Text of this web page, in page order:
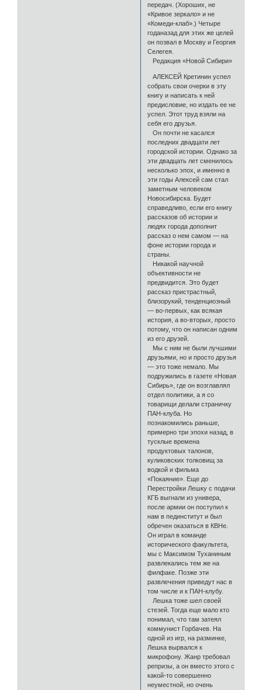
передач. (Хороших, не
«Кривое зеркало» и не
«Комеди-клаб».) Четыре
годаназад для этих же целей
он позвал в Москву и Георгия
Селегея.
Редакция «Новой Сибири»
АЛЕКСЕЙ Кретинин успел
собрать свои очерки в эту
книгу и написать к ней
предисловие, но издать ее не
успел. Этот труд взяли на
себя его друзья.
Он почти не касался
последних двадцати лет
городской истории. Однако за
эти двадцать лет сменилось
несколько эпох, и именно в
эти годы Алексей сам стал
заметным человеком
Новосибирска. Будет
справедливо, если его книгу
рассказов об истории и
людях города дополнит
рассказ о нем самом — на
фоне истории города и
страны.
Никакой научной
объективности не
предвидится. Это будет
рассказ пристрастный,
близорукий, тенденциозный
— во-первых, как всякая
история, а во-вторых, просто
потому, что он написан одним
из его друзей.
Мы с ним не были лучшими
друзьями, но и просто друзья
— это тоже немало. Мы
подружились в газете «Новая
Сибирь», где он возглавлял
отдел политики, а я со
товарищи делали страничку
ПАН-клуба. Но
познакомились раньше,
примерно три эпохи назад, в
тусклые времена
продуктовых талонов,
куликовских толковищ за
водкой и фильма
«Покаяние». Еще до
Перестройки Лешку с подачи
КГБ выгнали из универа,
после армии он поступил к
нам в пединститут и был
обречен оказаться в КВНе.
Он играл в команде
исторического факультета,
мы с Максимом Туханиным
развлекались тем же на
филфаке. Позже эти
развлечения приведут нас в
том числе и к ПАН-клубу.
Лешка тоже шел своей
стезей. Тогда еще мало кто
понимал, что там затеял
коммунист Горбачев. На
одной из игр, на разминке,
Лешка вырвался к
микрофону. Жанр требовал
репризы, а он вместо этого с
какой-то совершенно
неуместной, но очень